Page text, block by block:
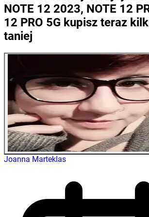
NOTE 12 2023, NOTE 12
12 PRO 5G kupisz teraz
taniej
Joanna Marteklas